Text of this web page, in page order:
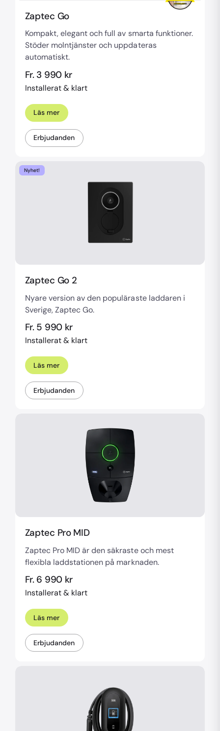
Zaptec Go
Kompakt, elegant och full av smarta funktioner.
Stöder molntjänster och uppdateras
automatiskt.
Fr. 3 990 kr
Installerat & klart
Läs mer
Erbjudanden
Nyhet!
Zaptec Go 2
Nyare version av den populäraste laddaren i
Sverige, Zaptec Go.
Fr. 5 990 kr
Installerat & klart
Läs mer
Erbjudanden
Zaptec Pro MID
Zaptec Pro MID är den säkraste och mest
flexibla laddstationen på marknaden.
Fr. 6 990 kr
Installerat & klart
Läs mer
Erbjudanden